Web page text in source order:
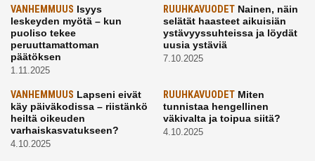
VANHEMMUUS Isyys
leskeyden myötä – kun
puoliso tekee
peruuttamattoman
päätöksen
1.11.2025
RUUHKAVUODETNainen, näin
selätät haasteet aikuisiän
ystävyyssuhteissa ja löydät
uusia ystäviä
7.10.2025
VANHEMMUUS Lapseni eivät
käy päiväkodissa – riistänkö
heiltä oikeuden
varhaiskasvatukseen?
4.10.2025
RUUHKAVUODETMiten
tunnistaa hengellinen
väkivalta ja toipua siitä?
4.10.2025